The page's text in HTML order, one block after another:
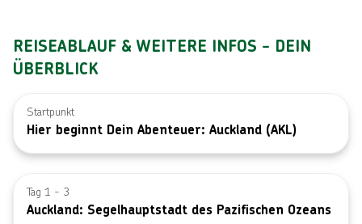
REISEABLAUF & WEITERE INFOS - DEIN
ÜBERBLICK
Startpunkt
Hier beginnt Dein Abenteuer: Auckland (AKL)
Bild von ©
Tag 1 - 3
Auckland: Segelhauptstadt des Pazifischen Ozeans